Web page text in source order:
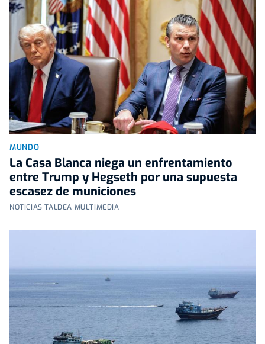
MUNDO
La Casa Blanca niega un enfrentamiento
entre Trump y Hegseth por una supuesta
escasez de municiones
NOTICIAS TALDEA MULTIMEDIA